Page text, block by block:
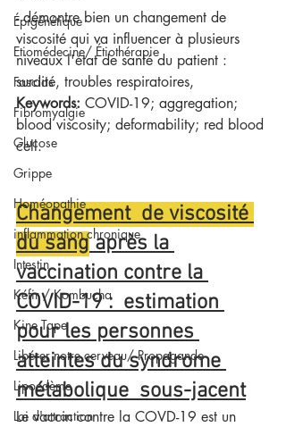
Épigénétique
Etiomédecine/ Étiothérapie
Fascias
Fibromyalgie
Glucose
Grippe
Homéopathie
inflammation chronique
Intestin
Kéfir / Kombucha
Kine Tape
Libérer notre cerveau/ Propagande
Lipoedème
Loi d'attraction
- démontre bien un changement de
viscosité qui va influencer à plusieurs
niveaux l'état de santé du patient :
surdité, troubles respiratoires,
Keywords: COVID-19; aggregation;
blood viscosity; deformability; red blood
cell.
Changement  de viscosité
du sang après la
vaccination contre la
COVID-19 :  estimation
pour les personnes
atteintes du syndrome
métabolique  sous-jacent
Le vaccin contre la COVD-19 est un